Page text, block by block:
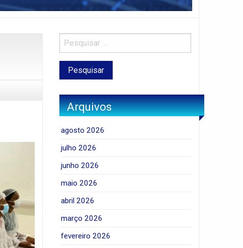
Arquivos
agosto 2026
julho 2026
junho 2026
maio 2026
abril 2026
março 2026
fevereiro 2026